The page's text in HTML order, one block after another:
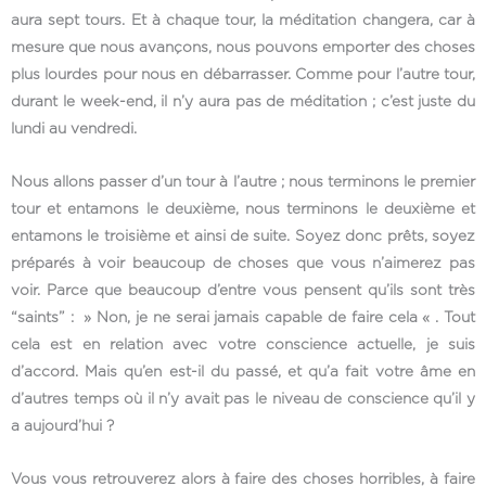
aura sept tours. Et à chaque tour, la méditation changera, car à
mesure que nous avançons, nous pouvons emporter des choses
plus lourdes pour nous en débarrasser. Comme pour l’autre tour,
durant le week-end, il n’y aura pas de méditation ; c’est juste du
lundi au vendredi.
Nous allons passer d’un tour à l’autre ; nous terminons le premier
tour et entamons le deuxième, nous terminons le deuxième et
entamons le troisième et ainsi de suite. Soyez donc prêts, soyez
préparés à voir beaucoup de choses que vous n’aimerez pas
voir. Parce que beaucoup d’entre vous pensent qu’ils sont très
“saints” : » Non, je ne serai jamais capable de faire cela « . Tout
cela est en relation avec votre conscience actuelle, je suis
d’accord. Mais qu’en est-il du passé, et qu’a fait votre âme en
d’autres temps où il n’y avait pas le niveau de conscience qu’il y
a aujourd’hui ?
Vous vous retrouverez alors à faire des choses horribles, à faire